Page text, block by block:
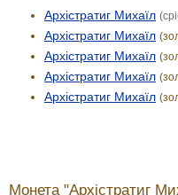
Архістратиг Михаїл
Архістратиг Михаїл
Архістратиг Михаїл
Архістратиг Михаїл
Архістратиг Михаїл
Монета "Архістратиг